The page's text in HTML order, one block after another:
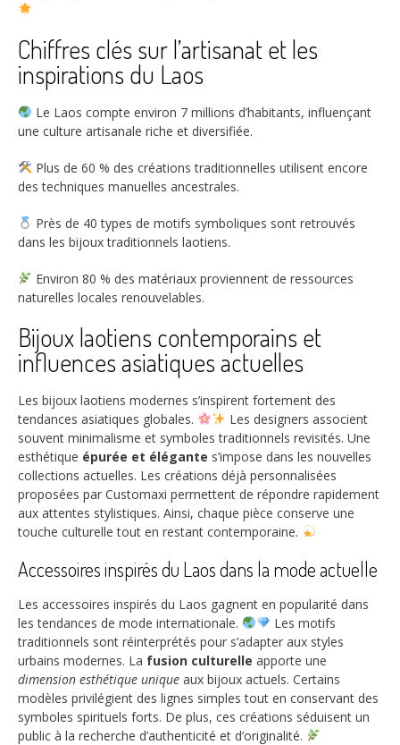
Chiffres clés sur l’artisanat et les
inspirations du Laos
Le Laos compte environ 7millions d’habitants, influençant
une culture artisanale riche et diversifiée.
Plus de 60 % des créations traditionnelles utilisent encore
des techniques manuelles ancestrales.
Près de 40 types de motifs symboliques sont retrouvés
dans les bijoux traditionnels laotiens.
Environ 80 % des matériaux proviennent de ressources
naturelles locales renouvelables.
Bijoux laotiens contemporains et
influences asiatiques actuelles
Les bijoux laotiens modernes s’inspirent fortement des
tendances asiatiques globales.
Les designers associent
souvent minimalisme et symboles traditionnels revisités. Une
esthétique épurée et élégante s’impose dans les nouvelles
collections actuelles. Les créations déjà personnalisées
proposées par Customaxi permettent de répondre rapidement
aux attentes stylistiques. Ainsi, chaque pièce conserve une
touche culturelle tout en restant contemporaine.
Accessoires inspirés du Laos dans la mode actuelle
Les accessoires inspirés du Laos gagnent en popularité dans
les tendances de mode internationale.
Les motifs
traditionnels sont réinterprétés pour s’adapter aux styles
urbains modernes. La fusion culturelle apporte une
dimension esthétique unique aux bijoux actuels. Certains
modèles privilégient des lignes simples tout en conservant des
symboles spirituels forts. De plus, ces créations séduisent un
public à la recherche d’authenticité et d’originalité.